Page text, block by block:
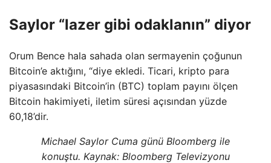
Saylor “lazer gibi odaklanın” diyor
Orum Bence hala sahada olan sermayenin çoğunun
Bitcoin’e aktığını, “diye ekledi. Ticari, kripto para
piyasasındaki Bitcoin’in (BTC) toplam payını ölçen
Bitcoin hakimiyeti, iletim süresi açısından yüzde
60,18’dir.
Michael Saylor Cuma günü Bloomberg ile
konuştu. Kaynak: Bloomberg Televizyonu